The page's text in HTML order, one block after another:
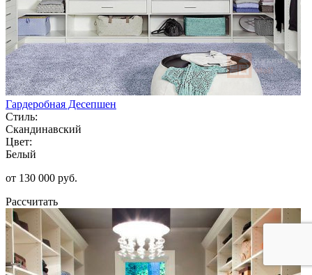
Гардеробная Десепшен
Стиль:
Скандинавский
Цвет:
Белый
от 130 000 руб.
Рассчитать